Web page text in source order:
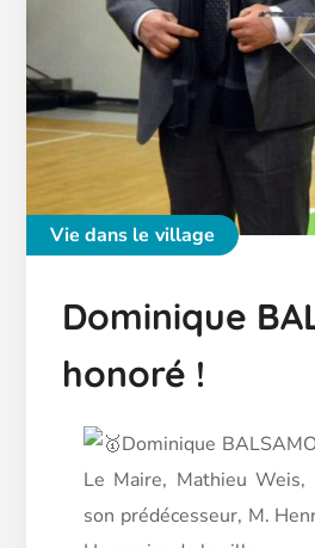
Vie dans le village
Dominique
honoré !
Dominique
Le Maire, Mathieu Weis,
son prédécesseur, M.